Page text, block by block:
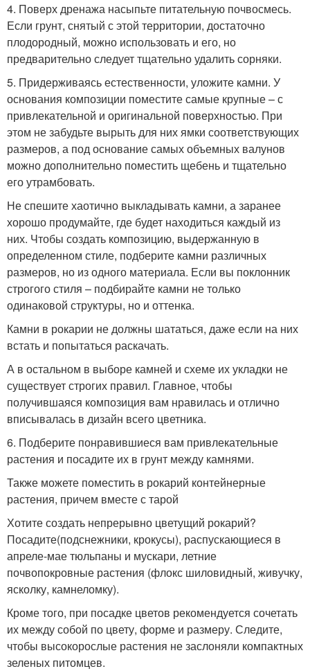
4. Поверх дренажа насыпьте питательную почвосмесь.
Если грунт, снятый с этой территории, достаточно
плодородный, можно использовать и его, но
предварительно следует тщательно удалить сорняки.
5. Придерживаясь естественности, уложите камни. У
основания композиции поместите самые крупные – с
привлекательной и оригинальной поверхностью. При
этом не забудьте вырыть для них ямки соответствующих
размеров, а под основание самых объемных валунов
можно дополнительно поместить щебень и тщательно
его утрамбовать.
Не спешите хаотично выкладывать камни, а заранее
хорошо продумайте, где будет находиться каждый из
них. Чтобы создать композицию, выдержанную в
определенном стиле, подберите камни различных
размеров, но из одного материала. Если вы поклонник
строгого стиля – подбирайте камни не только
одинаковой структуры, но и оттенка.
Камни в рокарии не должны шататься, даже если на них
встать и попытаться раскачать.
А в остальном в выборе камней и схеме их укладки не
существует строгих правил. Главное, чтобы
получившаяся композиция вам нравилась и отлично
вписывалась в дизайн всего цветника.
6. Подберите понравившиеся вам привлекательные
растения и посадите их в грунт между камнями.
Также можете поместить в рокарий контейнерные
растения, причем вместе с тарой
Хотите создать непрерывно цветущий рокарий?
Посадите(подснежники, крокусы), распускающиеся в
апреле-мае тюльпаны и мускари, летние
почвопокровные растения (флокс шиловидный, живучку,
ясколку, камнеломку).
Кроме того, при посадке цветов рекомендуется сочетать
их между собой по цвету, форме и размеру. Следите,
чтобы высокорослые растения не заслоняли компактных
зеленых питомцев.